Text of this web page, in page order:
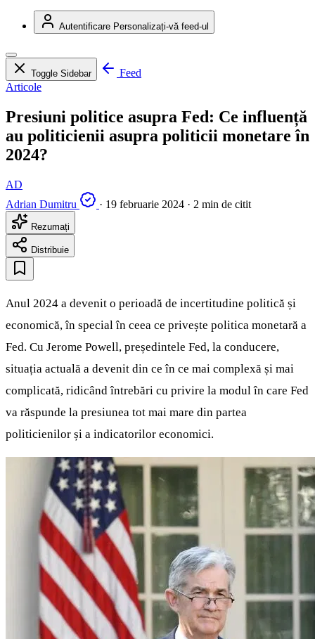
Autentificare Personalizați-vă feed-ul
Toggle Sidebar
Feed
Articole
Presiuni politice asupra Fed: Ce influență
au politicienii asupra politicii monetare în
2024?
AD
Adrian Dumitru
· 19 februarie 2024 · 2 min de citit
Rezumați
Distribuie
Anul 2024 a devenit o perioadă de incertitudine politică și
economică, în special în ceea ce privește politica monetară a
Fed. Cu Jerome Powell, președintele Fed, la conducere,
situația actuală a devenit din ce în ce mai complexă și mai
complicată, ridicând întrebări cu privire la modul în care Fed
va răspunde la presiunea tot mai mare din partea
politicienilor și a indicatorilor economici.